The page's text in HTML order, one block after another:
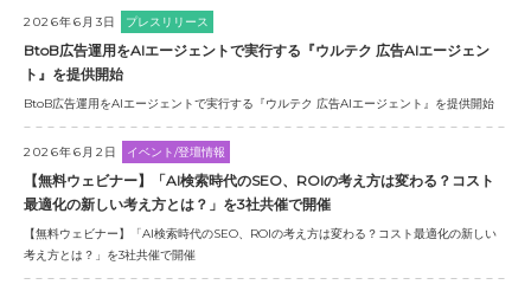
2026年6月3日 プレスリリース
BtoB広告運用をAIエージェントで実行する『ウルテク 広告AIエージェン
ト』を提供開始
BtoB広告運用をAIエージェントで実行する『ウルテク 広告AIエージェント』を提供開始
2026年6月2日 イベント/登壇情報
【無料ウェビナー】「AI検索時代のSEO、ROIの考え方は変わる？コスト
最適化の新しい考え方とは？」を3社共催で開催
【無料ウェビナー】「AI検索時代のSEO、ROIの考え方は変わる？コスト最適化の新しい
考え方とは？」を3社共催で開催